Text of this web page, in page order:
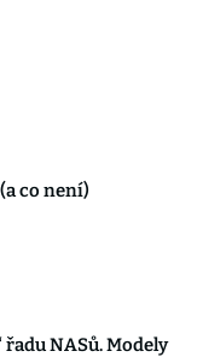
co není)
řadu NASů. Modely